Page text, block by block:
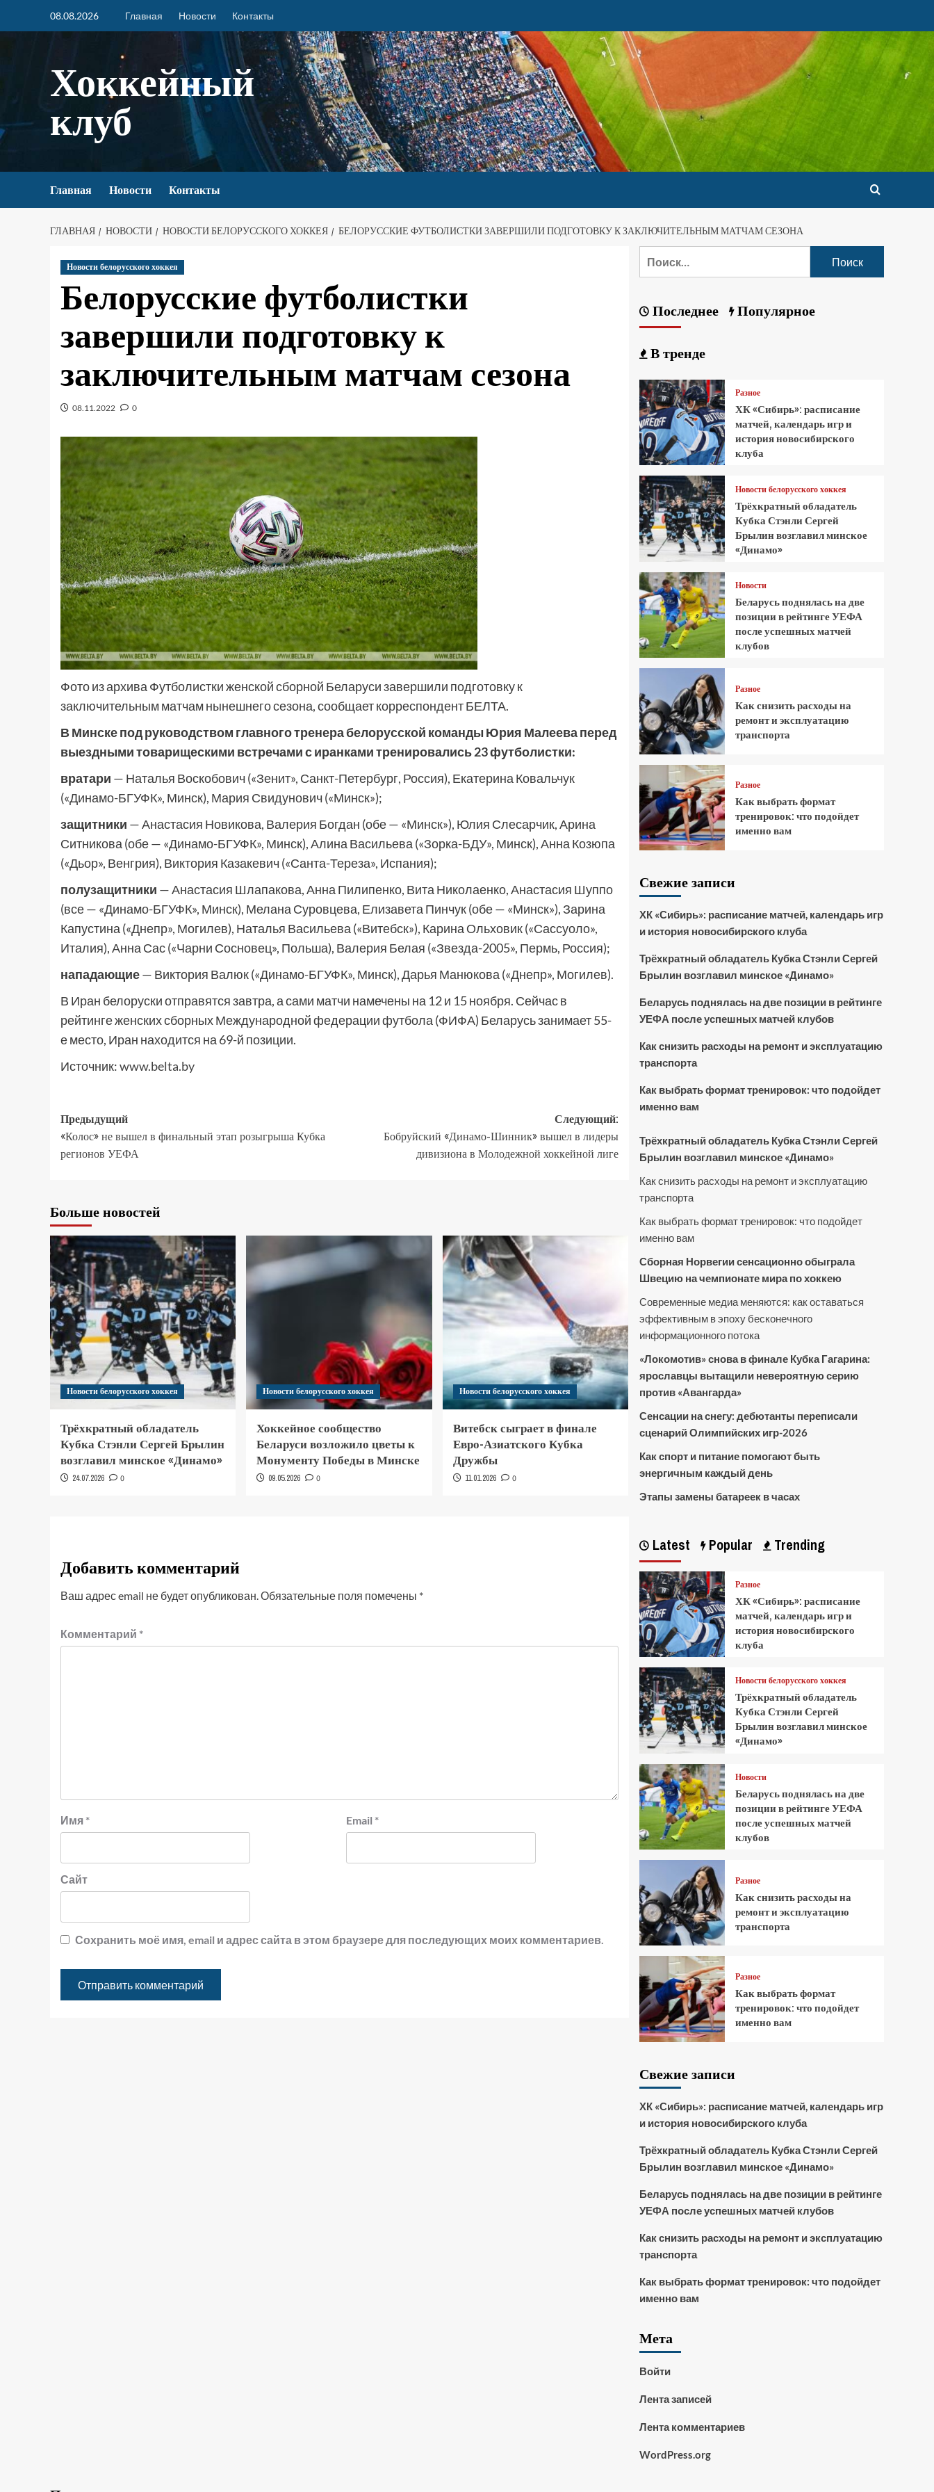
08.08.2026 Главная Новости Контакты
Хоккейный
клуб
Главная Новости Контакты
ГЛАВНАЯ НОВОСТИ НОВОСТИ БЕЛОРУССКОГО ХОККЕЯ БЕЛОРУССКИЕ ФУТБОЛИСТКИ ЗАВЕРШИЛИ ПОДГОТОВКУ К ЗАКЛЮЧИТЕЛЬНЫМ МАТЧАМ СЕЗОНА
Новости белорусского хоккея
Белорусские футболистки
завершили подготовку к
заключительным матчам сезона
08.11.2022 0
Фото из архива Футболистки женской сборной Беларуси завершили подготовку к
заключительным матчам нынешнего сезона, сообщает корреспондент БЕЛТА.
В Минске под руководством главного тренера белорусской команды Юрия Малеева перед
выездными товарищескими встречами с иранками тренировались 23 футболистки:
вратари — Наталья Воскобович («Зенит», Санкт-Петербург, Россия), Екатерина Ковальчук
(«Динамо-БГУФК», Минск), Мария Свидунович («Минск»);
защитники — Анастасия Новикова, Валерия Богдан (обе — «Минск»), Юлия Слесарчик, Арина
Ситникова (обе — «Динамо-БГУФК», Минск), Алина Васильева («Зорка-БДУ», Минск), Анна Козюпа
(«Дьор», Венгрия), Виктория Казакевич («Санта-Тереза», Испания);
полузащитники — Анастасия Шлапакова, Анна Пилипенко, Вита Николаенко, Анастасия Шуппо
(все — «Динамо-БГУФК», Минск), Мелана Суровцева, Елизавета Пинчук (обе — «Минск»), Зарина
Капустина («Днепр», Могилев), Наталья Васильева («Витебск»), Карина Ольховик («Сассуоло»,
Италия), Анна Сас («Чарни Сосновец», Польша), Валерия Белая («Звезда-2005», Пермь, Россия);
нападающие— Виктория Валюк («Динамо-БГУФК», Минск), Дарья Манюкова («Днепр», Могилев).
В Иран белоруски отправятся завтра, а сами матчи намечены на 12 и 15 ноября. Сейчас в
рейтинге женских сборных Международной федерации футбола (ФИФА) Беларусь занимает 55-
е место, Иран находится на 69-й позиции.
Источник:www.belta.by
Предыдущий
«Колос» не вышел в финальный этап розыгрыша Кубка
регионов УЕФА
Следующий:
Бобруйский «Динамо-Шинник» вышел в лидеры
дивизиона в Молодежной хоккейной лиге
Больше новостей
Новости белорусского хоккея
Трёхкратный обладатель
Кубка Стэнли Сергей Брылин
возглавил минское «Динамо»
24.07.2026 0
Новости белорусского хоккея
Хоккейное сообщество
Беларуси возложило цветы к
Монументу Победы в Минске
09.05.2026 0
Новости белорусского хоккея
Витебск сыграет в финале
Евро-Азиатского Кубка
Дружбы
11.01.2026 0
Добавить комментарий
Ваш адрес email не будет опубликован.Обязательные поля помечены *
Комментарий *
Имя * Email *
Сайт
Сохранить моё имя, email и адрес сайта в этом браузере для последующих моих комментариев.
Последнее Популярное
В тренде
Разное
ХК «Сибирь»: расписание
матчей, календарь игр и
история новосибирского
клуба
Новости белорусского хоккея
Трёхкратный обладатель
Кубка Стэнли Сергей
Брылин возглавил минское
«Динамо»
Новости
Беларусь поднялась на две
позиции в рейтинге УЕФА
после успешных матчей
клубов
Разное
Как снизить расходы на
ремонт и эксплуатацию
транспорта
Разное
Как выбрать формат
тренировок: что подойдет
именно вам
Свежие записи
ХК «Сибирь»: расписание матчей, календарь игр
и история новосибирского клуба
Трёхкратный обладатель Кубка Стэнли Сергей
Брылин возглавил минское «Динамо»
Беларусь поднялась на две позиции в рейтинге
УЕФА после успешных матчей клубов
Как снизить расходы на ремонт и эксплуатацию
транспорта
Как выбрать формат тренировок: что подойдет
именно вам
Трёхкратный обладатель Кубка Стэнли Сергей
Брылин возглавил минское «Динамо»
Как снизить расходы на ремонт и эксплуатацию
транспорта
Как выбрать формат тренировок: что подойдет
именно вам
Сборная Норвегии сенсационно обыграла
Швецию на чемпионате мира по хоккею
Современные медиа меняются: как оставаться
эффективным в эпоху бесконечного
информационного потока
«Локомотив» снова в финале Кубка Гагарина:
ярославцы вытащили невероятную серию
против «Авангарда»
Сенсации на снегу: дебютанты переписали
сценарий Олимпийских игр-2026
Как спорт и питание помогают быть
энергичным каждый день
Этапы замены батареек в часах
Latest Popular Trending
Разное
ХК «Сибирь»: расписание
матчей, календарь игр и
история новосибирского
клуба
Новости белорусского хоккея
Трёхкратный обладатель
Кубка Стэнли Сергей
Брылин возглавил минское
«Динамо»
Новости
Беларусь поднялась на две
позиции в рейтинге УЕФА
после успешных матчей
клубов
Разное
Как снизить расходы на
ремонт и эксплуатацию
транспорта
Разное
Как выбрать формат
тренировок: что подойдет
именно вам
Свежие записи
ХК «Сибирь»: расписание матчей, календарь игр
и история новосибирского клуба
Трёхкратный обладатель Кубка Стэнли Сергей
Брылин возглавил минское «Динамо»
Беларусь поднялась на две позиции в рейтинге
УЕФА после успешных матчей клубов
Как снизить расходы на ремонт и эксплуатацию
транспорта
Как выбрать формат тренировок: что подойдет
именно вам
Мета
Войти
Лента записей
Лента комментариев
WordPress.org